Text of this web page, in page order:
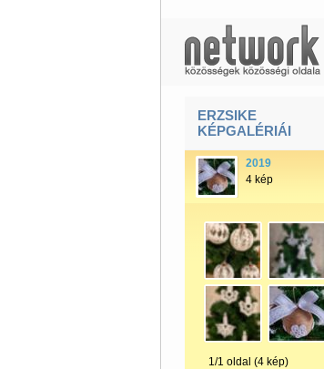
ERZSIKE
KÉPGALÉRIÁI
2019
4 kép
1/1 oldal (4 kép)